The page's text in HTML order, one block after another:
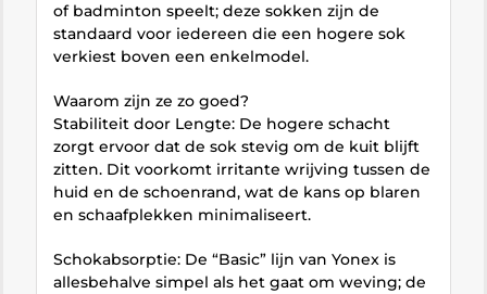
of badminton speelt; deze sokken zijn de
standaard voor iedereen die een hogere sok
verkiest boven een enkelmodel.
Waarom zijn ze zo goed?
Stabiliteit door Lengte: De hogere schacht
zorgt ervoor dat de sok stevig om de kuit blijft
zitten. Dit voorkomt irritante wrijving tussen de
huid en de schoenrand, wat de kans op blaren
en schaafplekken minimaliseert.
Schokabsorptie: De “Basic” lijn van Yonex is
allesbehalve simpel als het gaat om weving; de